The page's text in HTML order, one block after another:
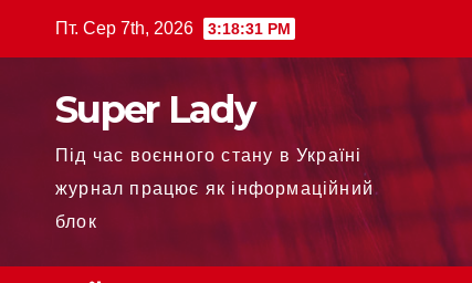
Пт. Сер 7th, 2026 3:18:32 PM
Super Lady
Під час воєнного стану в Україні
журнал працює як інформаційний
блок